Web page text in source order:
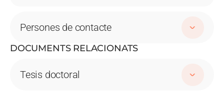
Persones de contacte
DOCUMENTS RELACIONATS
Tesis doctoral